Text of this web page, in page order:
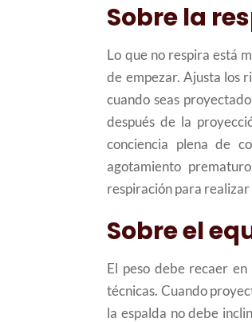
Sobre la
Lo que no respira está
de empezar. Ajusta los
cuando seas
después de la
conciencia plena de
agotamiento
respiración para
Sobre el
El peso debe recaer
técnicas. Cuando
la espalda no debe